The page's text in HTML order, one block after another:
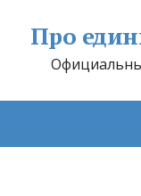
Про